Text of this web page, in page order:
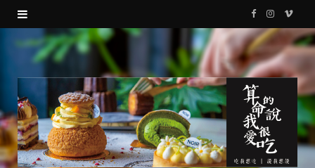
F
a
c
e
b
I
s
g
V
i